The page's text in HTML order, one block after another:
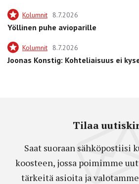
Kolumnit 8.7.2026
Yöllinen puhe avioparille
Kolumnit 8.7.2026
Joonas Konstig: Kohteliaisuus ei
Tilaa
Saat suoraan sähköpostiisi
koosteen, jossa poimimme
tärkeitä asioita ja